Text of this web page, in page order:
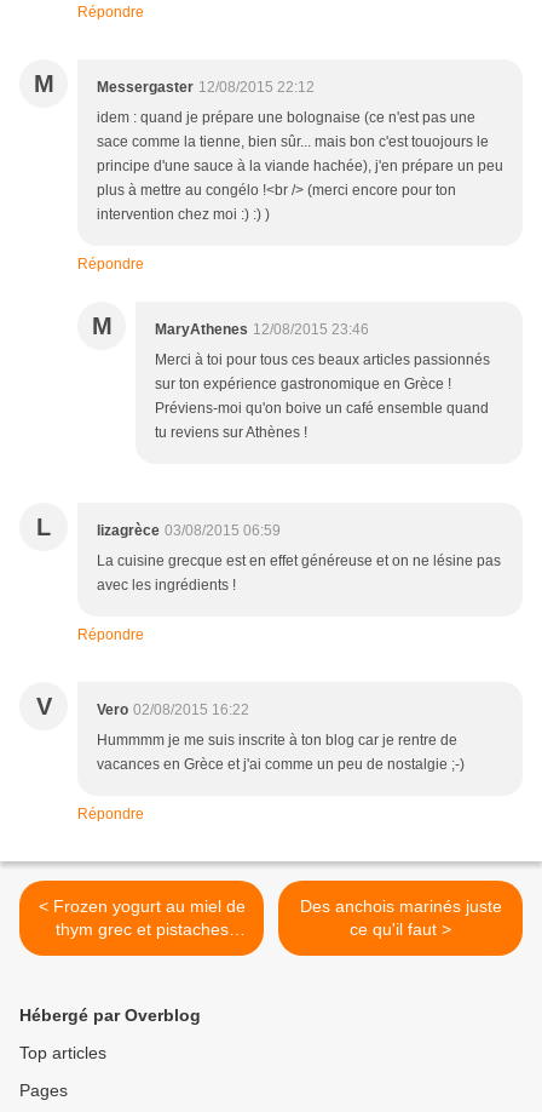
Répondre
M Messergaster 12/08/2015 22:12
idem : quand je prépare une bolognaise (ce n'est pas une
sace comme la tienne, bien sûr... mais bon c'est touojours le
principe d'une sauce à la viande hachée), j'en prépare un peu
plus à mettre au congélo !<br /> (merci encore pour ton
intervention chez moi :) :) )
Répondre
M MaryAthenes 12/08/2015 23:46
Merci à toi pour tous ces beaux articles passionnés
sur ton expérience gastronomique en Grèce !
Préviens-moi qu'on boive un café ensemble quand
tu reviens sur Athènes !
L lizagrèce 03/08/2015 06:59
La cuisine grecque est en effet généreuse et on ne lésine pas
avec les ingrédients !
Répondre
V Vero 02/08/2015 16:22
Hummmm je me suis inscrite à ton blog car je rentre de
vacances en Grèce et j'ai comme un peu de nostalgie ;-)
Répondre
< Frozen yogurt au miel de
thym grec et pistaches
caramélisées
Des anchois marinés juste
ce qu'il faut >
Hébergé par Overblog
Top articles
Pages